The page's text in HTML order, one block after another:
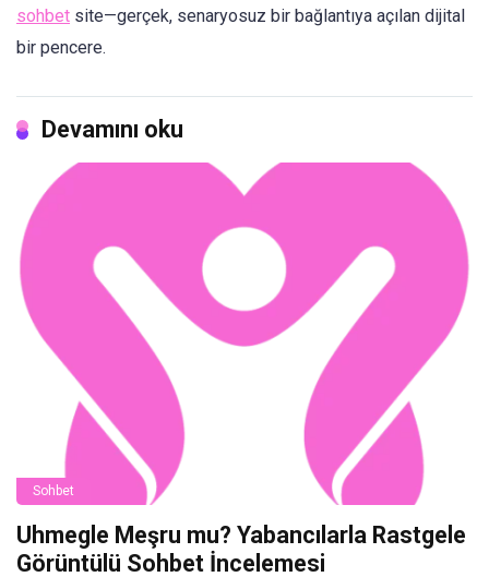
sohbet site—gerçek, senaryosuz bir bağlantıya açılan dijital
bir pencere.
Devamını oku
Sohbet
Uhmegle Meşru mu? Yabancılarla Rastgele
Görüntülü Sohbet İncelemesi